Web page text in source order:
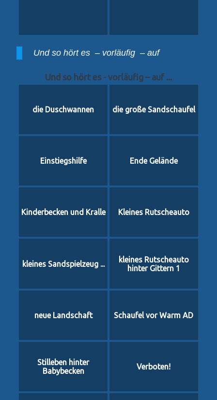
Und so hört es – vorläufig – auf
Und so hört es - vorläufig – auf ...
die Duschwannen die große Sandschaufel
Einstiegshilfe Ende Gelände
Kinderbecken und Kralle Kleines Rutscheauto
kleines Sandspielzeug ...
kleines Rutscheauto
hinter Gittern 1
neue Landschaft Schaufel vor Warm AD
Stilleben hinter
Babybecken
Verboten!